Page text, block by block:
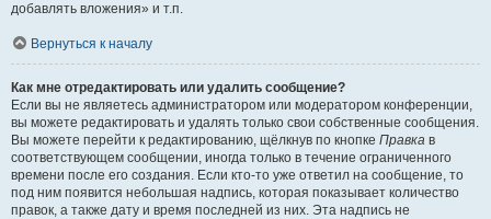
добавлять вложения» и т.п.
Вернуться к началу
Как мне отредактировать или удалить сообщение?
Если вы не являетесь администратором или модератором конференции,
вы можете редактировать и удалять только свои собственные сообщения.
Вы можете перейти к редактированию, щёлкнув по кнопке Правка в
соответствующем сообщении, иногда только в течение ограниченного
времени после его создания. Если кто-то уже ответил на сообщение, то
под ним появится небольшая надпись, которая показывает количество
правок, а также дату и время последней из них. Эта надпись не